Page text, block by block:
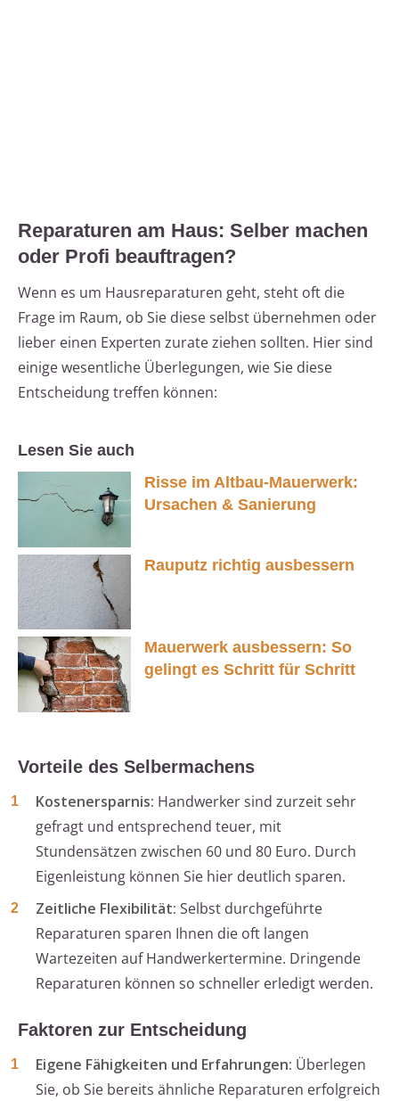
Reparaturen am Haus: Selber machen
oder Profi beauftragen?
Wenn es um Hausreparaturen geht, steht oft die
Frage im Raum, ob Sie diese selbst übernehmen oder
lieber einen Experten zurate ziehen sollten. Hier sind
einige wesentliche Überlegungen, wie Sie diese
Entscheidung treffen können:
Lesen Sie auch
Risse im Altbau-Mauerwerk:
Ursachen & Sanierung
Rauputz richtig ausbessern
Mauerwerk ausbessern: So
gelingt es Schritt für Schritt
Vorteile des Selbermachens
Kostenersparnis: Handwerker sind zurzeit sehr
gefragt und entsprechend teuer, mit
Stundensätzen zwischen 60 und 80 Euro. Durch
Eigenleistung können Sie hier deutlich sparen.
Zeitliche Flexibilität: Selbst durchgeführte
Reparaturen sparen Ihnen die oft langen
Wartezeiten auf Handwerkertermine. Dringende
Reparaturen können so schneller erledigt werden.
Faktoren zur Entscheidung
Eigene Fähigkeiten und Erfahrungen: Überlegen
Sie, ob Sie bereits ähnliche Reparaturen erfolgreich